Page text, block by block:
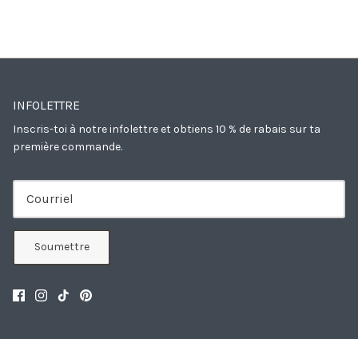
INFOLETTRE
Inscris-toi à notre infolettre et obtiens 10 % de rabais sur ta
première commande.
Soumettre